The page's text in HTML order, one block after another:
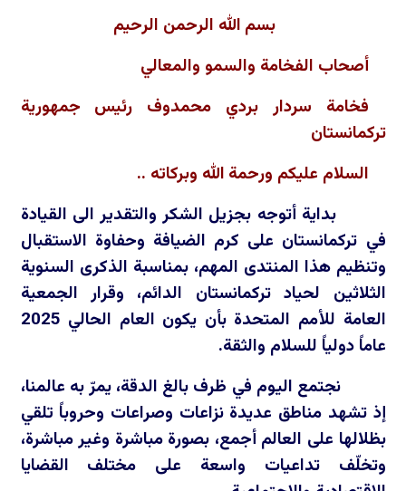
بسم الله الرحمن الرحيم
أصحاب الفخامة والسمو والمعالي
فخامة سردار بردي محمدوف رئيس جمهورية
تركمانستان
السلام عليكم ورحمة الله وبركاته ..
بداية أتوجه بجزيل الشكر والتقدير الى القيادة
في تركمانستان على كرم الضيافة وحفاوة الاستقبال
وتنظيم هذا المنتدى المهم، بمناسبة الذكرى السنوية
الثلاثين لحياد تركمانستان الدائم، وقرار الجمعية
العامة للأمم المتحدة بأن يكون العام الحالي 2025
عاماً دولياً للسلام والثقة.
نجتمع اليوم في ظرف بالغ الدقة، يمرّ به عالمنا،
إذ تشهد مناطق عديدة نزاعات وصراعات وحروباً تلقي
بظلالها على العالم أجمع، بصورة مباشرة وغير مباشرة،
وتخلّف تداعيات واسعة على مختلف القضايا